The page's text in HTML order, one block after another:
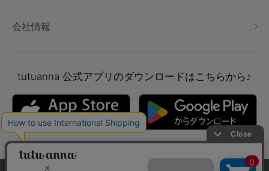
会社情報
tutuanna 公式アプリのダウンロードはこちらから♪